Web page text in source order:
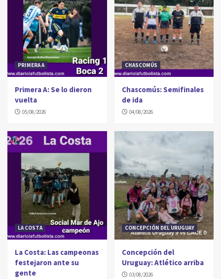
PRIMERA A
Primera A: Se lo dieron
vuelta
05/08/2026
CHASCOMÚS
Chascomús: Semifinales
de ida
04/08/2026
LA COSTA
La Costa: Las campeonas
festejaron ante su
gente
CONCEPCIÓN DEL URUGUAY
Concepción del
Uruguay: Atlético arriba
03/08/2026